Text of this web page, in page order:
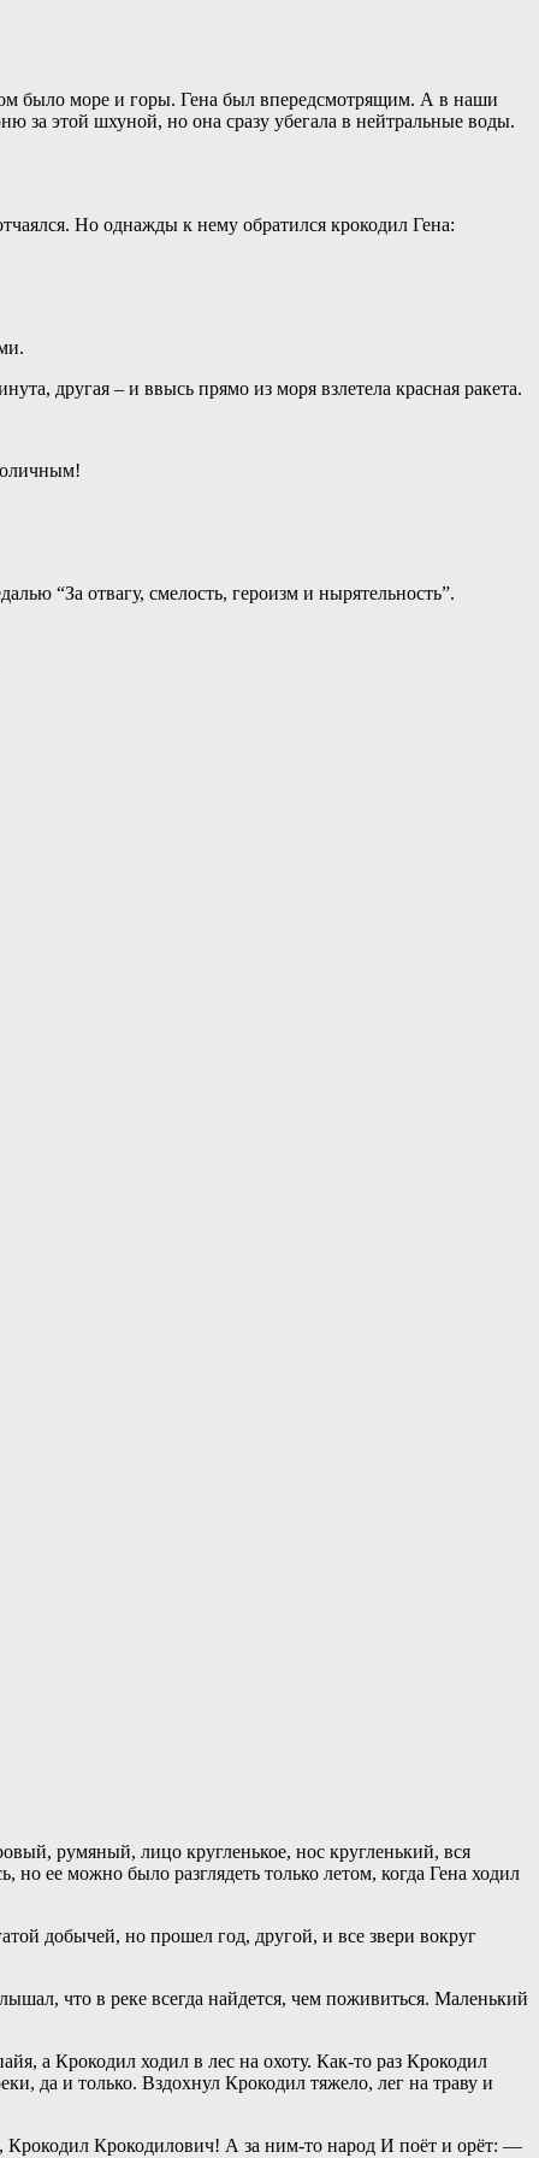
было море и горы. Гена был впередсмотрящим. А в наши
за этой шхуной, но она сразу убегала в нейтральные воды.
Но однажды к нему обратился крокодил Гена:
другая – и ввысь прямо из моря взлетела красная ракета.
“За отвагу, смелость, героизм и нырятельность”.
румяный, лицо кругленькое, нос кругленький, вся
ее можно было разглядеть только летом, когда Гена ходил
добычей, но прошел год, другой, и все звери вокруг
что в реке всегда найдется, чем поживиться. Маленький
а Крокодил ходил в лес на охоту. Как-то раз Крокодил
да и только. Вздохнул Крокодил тяжело, лег на траву и
Крокодилович! А за ним-то народ И поёт и орёт: —